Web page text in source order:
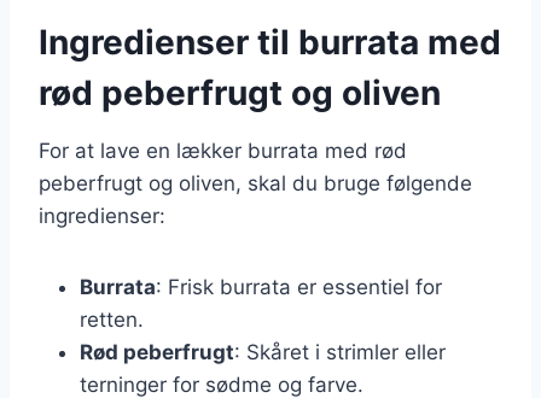
Ingredienser til burrata med
rød peberfrugt og oliven
For at lave en lækker burrata med rød
peberfrugt og oliven, skal du bruge følgende
ingredienser:
Burrata: Frisk burrata er essentiel for
retten.
Rød peberfrugt: Skåret i strimler eller
terninger for sødme og farve.